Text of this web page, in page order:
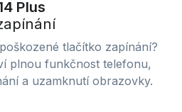
Plus
tlačítko zapínání?
plnou funkčnost telefonu,
a uzamknutí obrazovky.